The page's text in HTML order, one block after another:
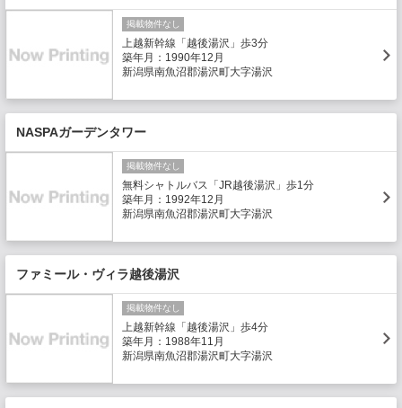
掲載物件なし
上越新幹線「越後湯沢」歩3分
築年月：1990年12月
新潟県南魚沼郡湯沢町大字湯沢
NASPAガーデンタワー
掲載物件なし
無料シャトルバス「JR越後湯沢」歩1分
築年月：1992年12月
新潟県南魚沼郡湯沢町大字湯沢
ファミール・ヴィラ越後湯沢
掲載物件なし
上越新幹線「越後湯沢」歩4分
築年月：1988年11月
新潟県南魚沼郡湯沢町大字湯沢